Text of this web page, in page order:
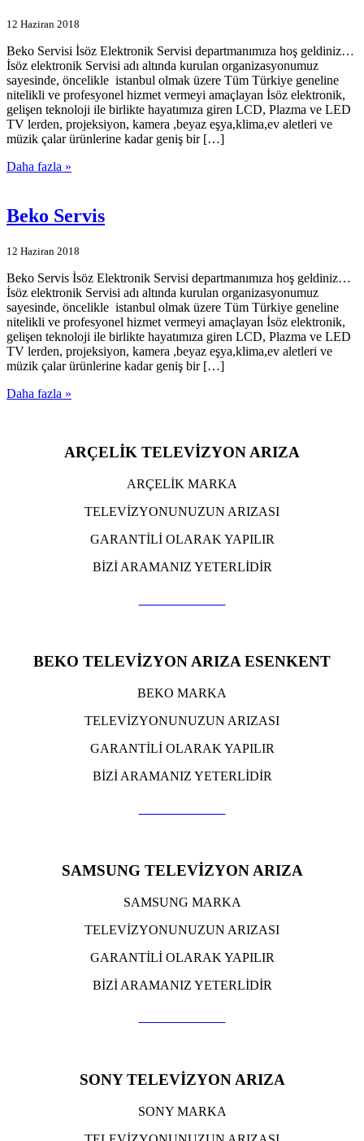
12 Haziran 2018
Beko Servisi İsöz Elektronik Servisi departmanımıza hoş geldiniz…
İsöz elektronik Servisi adı altında kurulan organizasyonumuz
sayesinde, öncelikle istanbul olmak üzere Tüm Türkiye geneline
nitelikli ve profesyonel hizmet vermeyi amaçlayan İsöz elektronik,
gelişen teknoloji ile birlikte hayatımıza giren LCD, Plazma ve LED
TV lerden, projeksiyon, kamera ,beyaz eşya,klima,ev aletleri ve
müzik çalar ürünlerine kadar geniş bir […]
Daha fazla »
Beko Servis
12 Haziran 2018
Beko Servis İsöz Elektronik Servisi departmanımıza hoş geldiniz…
İsöz elektronik Servisi adı altında kurulan organizasyonumuz
sayesinde, öncelikle istanbul olmak üzere Tüm Türkiye geneline
nitelikli ve profesyonel hizmet vermeyi amaçlayan İsöz elektronik,
gelişen teknoloji ile birlikte hayatımıza giren LCD, Plazma ve LED
TV lerden, projeksiyon, kamera ,beyaz eşya,klima,ev aletleri ve
müzik çalar ürünlerine kadar geniş bir […]
Daha fazla »
ARÇELİK TELEVİZYON ARIZA
ARÇELİK MARKA
TELEVİZYONUNUZUN ARIZASI
GARANTİLİ OLARAK YAPILIR
BİZİ ARAMANIZ YETERLİDİR
BEKO TELEVİZYON ARIZA ESENKENT
BEKO MARKA
TELEVİZYONUNUZUN ARIZASI
GARANTİLİ OLARAK YAPILIR
BİZİ ARAMANIZ YETERLİDİR
SAMSUNG TELEVİZYON ARIZA
SAMSUNG MARKA
TELEVİZYONUNUZUN ARIZASI
GARANTİLİ OLARAK YAPILIR
BİZİ ARAMANIZ YETERLİDİR
SONY TELEVİZYON ARIZA
SONY MARKA